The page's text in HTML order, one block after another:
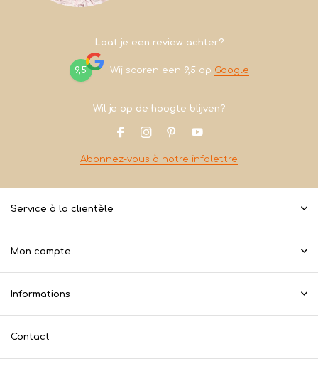
Laat je een review achter?
9,5 Wij scoren een 9,5 op Google
Wil je op de hoogte blijven?
Abonnez-vous à notre infolettre
Service à la clientèle
Mon compte
Informations
Contact